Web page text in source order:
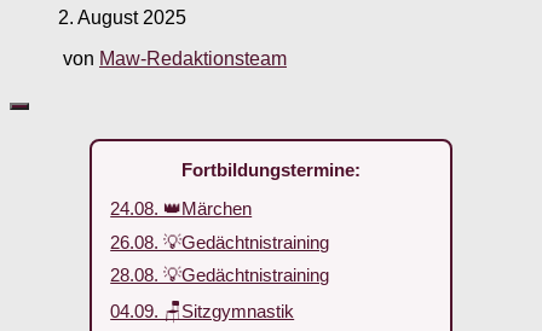
2. August 2025
von Maw-Redaktionsteam
Fortbildungstermine:
24.08. 👑Märchen
26.08. 💡Gedächtnistraining
28.08. 💡Gedächtnistraining
04.09. 🪑Sitzgymnastik